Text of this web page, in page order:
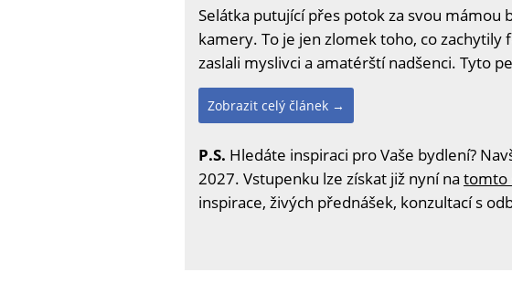
Selátka putující přes potok za svou
kamery. To je jen zlomek toho, co
zaslali myslivci a amatérští nadšenci. Tyto
Zobrazit celý článek →
P.S. Hledáte inspiraci pro Vaše bydlení?
2027. Vstupenku lze získat již nyní na tomto
inspirace, živých přednášek, konzultací s